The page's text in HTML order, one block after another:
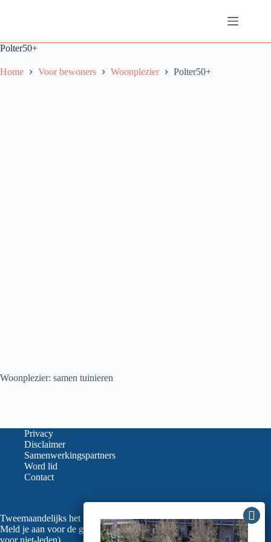
Polter50+
Home Voor bewoners Woonplezier Polter50+
Woonplezier: samen tuinieren
Privacy
Disclaimer
Samenwerkingspartners
Word lid
Contact
Tweemaandelijks het laatste nieuws in je mailbox?
Meld je aan voor de gratis nieuwsbrief van de LVGO (ook